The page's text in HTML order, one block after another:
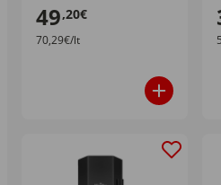
49,20€
70,29€/lt